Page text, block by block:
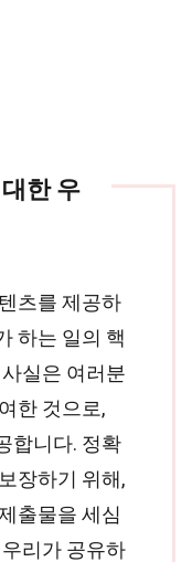
한 우
츠를 제공하
하는 일의 핵
실은 여러분
한 것으로,
합니다. 정확
장하기 위해,
출물을 세심
리가 공유하